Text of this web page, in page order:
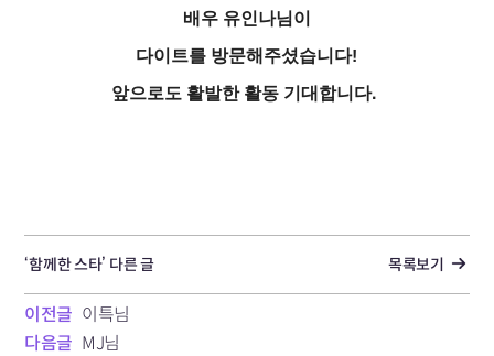
배우 유인나님이
다이트를 방문해주셨습니다!
앞으로도 활발한 활동 기대합니다.
‘함께한 스타’ 다른 글 목록보기
이전글 이특님
다음글 MJ님